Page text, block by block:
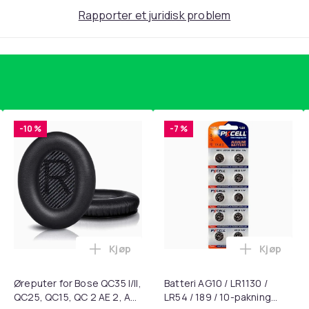
Black
399
e0589ef2-16a0-58d9-86b1-14a047227bc3
Rapporter et juridisk problem
- mage- og kjernetrening, yoga og
i titan, antibakterielt skjærebrett, skjærebrett i
-10 %
Øreputer for Bose QC35 I/II,
QC25, QC15, QC 2 AE 2, AE
Legg Øreputer for Bose QC35 I/II, QC25,
Kjøp
-7 %
Batteri AG10 / LR1130 /
LR54 / 189 / 10-pakning
Legg
Kjøp